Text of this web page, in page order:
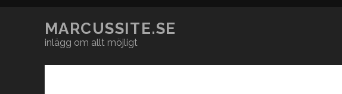
MARCUSSITE.SE
inlägg om allt möjligt